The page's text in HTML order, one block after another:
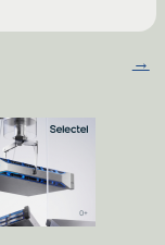
→